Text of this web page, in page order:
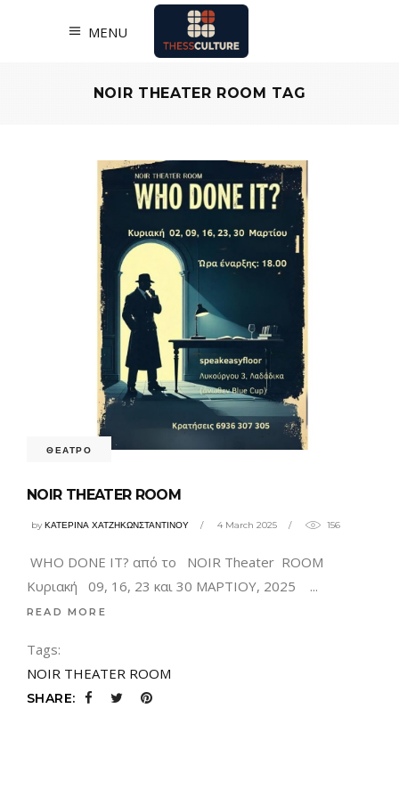
MENU
NOIR THEATER ROOM TAG
ΘΕΑΤΡΟ
NOIR THEATER ROOM
byΚΑΤΕΡΙΝΑ ΧΑΤΖΗΚΩΝΣΤΑΝΤΙΝΟΥ 4 March 2025 156
WHO DONE IT? από το NΟΙR Theater ROOM
Κυριακή 09, 16, 23 και 30 ΜΑΡΤΙΟΥ, 2025
READ MORE
Tags:
NOIR THEATER ROOM
SHARE: